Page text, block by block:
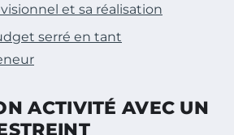
et sa réalisation
serré en tant
ACTIVITÉ AVEC UN